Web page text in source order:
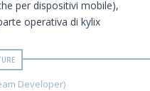
per dispositivi mobile),
operativa di kylix
Developer)